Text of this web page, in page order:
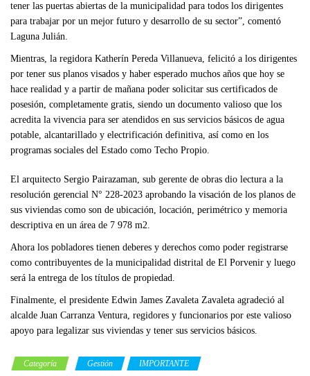
tener las puertas abiertas de la municipalidad para todos los dirigentes
para trabajar por un mejor futuro y desarrollo de su sector”, comentó
Laguna Julián.
Mientras, la regidora Katherín Pereda Villanueva, felicitó a los dirigentes
por tener sus planos visados y haber esperado muchos años que hoy se
hace realidad y a partir de mañana poder solicitar sus certificados de
posesión, completamente gratis, siendo un documento valioso que los
acredita la vivencia para ser atendidos en sus servicios básicos de agua
potable, alcantarillado y electrificación definitiva, así como en los
programas sociales del Estado como Techo Propio.
El arquitecto Sergio Pairazaman, sub gerente de obras dio lectura a la
resolución gerencial N° 228-2023 aprobando la visación de los planos de
sus viviendas como son de ubicación, locación, perimétrico y memoria
descriptiva en un área de 7 978 m2.
Ahora los pobladores tienen deberes y derechos como poder registrarse
como contribuyentes de la municipalidad distrital de El Porvenir y luego
será la entrega de los títulos de propiedad.
Finalmente, el presidente Edwin James Zavaleta Zavaleta agradeció al
alcalde Juan Carranza Ventura, regidores y funcionarios por este valioso
apoyo para legalizar sus viviendas y tener sus servicios básicos.
Categoría Gestión IMPORTANTE